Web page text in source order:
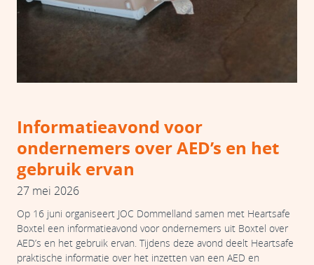
Informatieavond voor
ondernemers over AED’s en het
gebruik ervan
27 mei 2026
Op 16 juni organiseert JOC Dommelland samen met Heartsafe
Boxtel een informatieavond voor ondernemers uit Boxtel over
AED’s en het gebruik ervan. Tijdens deze avond deelt Heartsafe
praktische informatie over het inzetten van een AED en